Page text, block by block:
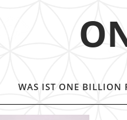
WAS IST ONE BILLION